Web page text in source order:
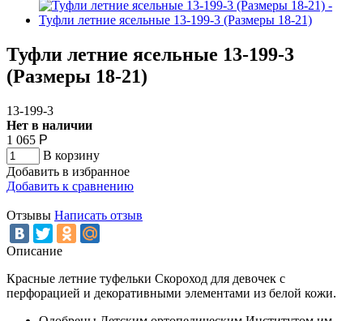
Туфли летние ясельные 13-199-3
(Размеры 18-21)
13-199-3
Нет в наличии
1 065 Р
В корзину
Добавить в избранное
Добавить к сравнению
Отзывы Написать отзыв
Описание
Красные летние туфельки Скороход для девочек с
перфорацией и декоративными элементами из белой кожи.